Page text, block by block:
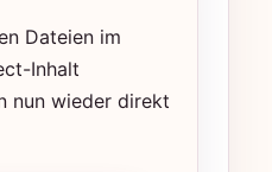
Dateien im
Inhalt
nun wieder direkt